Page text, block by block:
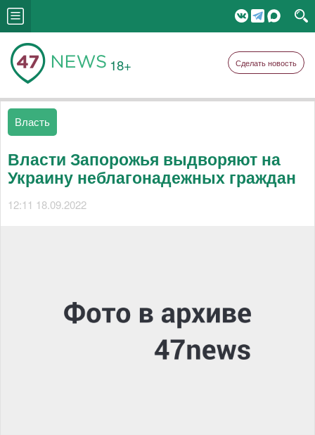
18+ Сделать новость
Власть
Власти Запорожья выдворяют на
Украину неблагонадежных граждан
12:11 18.09.2022